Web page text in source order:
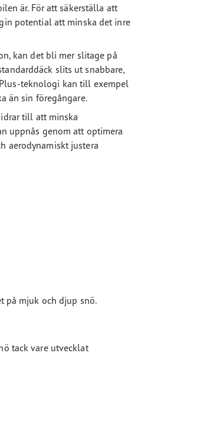
är. För att säkerställa att
potential att minska det inre
kan det bli mer slitage på
slits ut snabbare,
teknologi kan till exempel
än sin föregångare.
till att minska
uppnås genom att optimera
aerodynamiskt justera
på mjuk och djup snö.
tack vare utvecklat